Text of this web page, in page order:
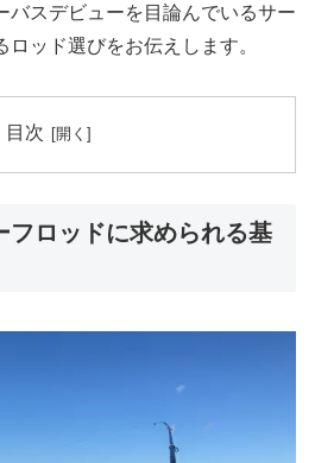
バスデビューを目論んでいるサー
ッド選びをお伝えします。
目次
フロッドに求められる基